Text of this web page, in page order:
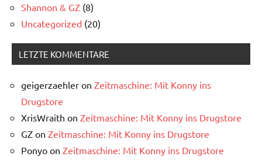
Shannon & GZ (8)
Uncategorized (20)
LETZTE KOMMENTARE
geigerzaehler on Zeitmaschine: Mit Konny ins
Drugstore
XrisWraith on Zeitmaschine: Mit Konny ins Drugstore
GZ on Zeitmaschine: Mit Konny ins Drugstore
Ponyo on Zeitmaschine: Mit Konny ins Drugstore